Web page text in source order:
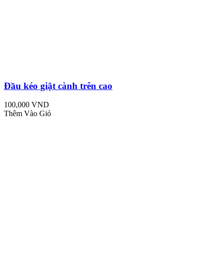
Đầu kéo giật cành trên cao
100,000 VND
Thêm Vào Giỏ